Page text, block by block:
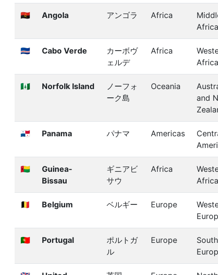
🇦🇴 Angola アンゴラ Africa
Africa
🇨🇻 Cabo Verde
カーボヴ
ェルデ
Africa
Africa
🇳🇫 Norfolk Island
ノーフォ
ーク島
Oceania
and
🇵🇦 Panama パナマ Americas
🇬🇼
Guinea-
Bissau
ギニアビ
サウ
Africa
Africa
🇧🇪 Belgium ベルギー Europe
🇵🇹 Portugal
ポルトガ
ル
Europe